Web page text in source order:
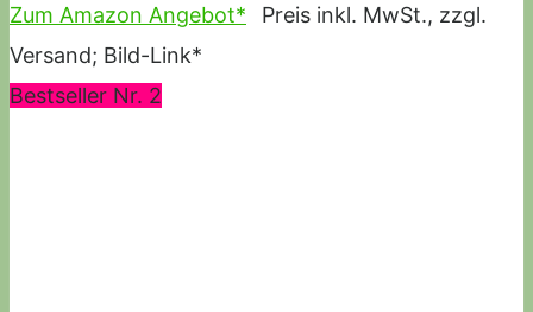
Zum Amazon Angebot*
Preis inkl. MwSt., zzgl.
Versand; Bild-Link*
Bestseller Nr. 2